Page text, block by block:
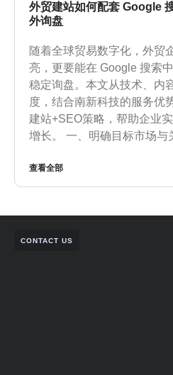
外贸建站如何配套 Google
外询盘
随着全球贸易数字化，外贸
亮，更要能在 Google 搜索
稳定询盘。本文从技术、内
度，结合南新科技的服务优
建站+SEO策略，帮助企业
增长。 一、明确目标市场与
查看全部
CONTACT US